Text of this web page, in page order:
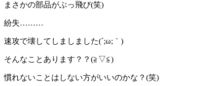
まさかの部品がぶっ飛び(笑)
紛失………
速攻で壊してしましました(´;ω;｀)
そんなことあります？？(≧▽≦)
慣れないことはしない方がいいのかな？(笑)